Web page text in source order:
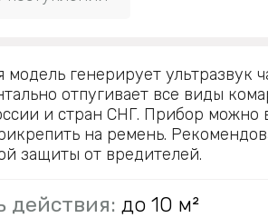
модель генерирует ультразвук
отпугивает все виды
и стран СНГ. Прибор можно
на ремень.
защиты от вредителей.
действия: до 10 м²